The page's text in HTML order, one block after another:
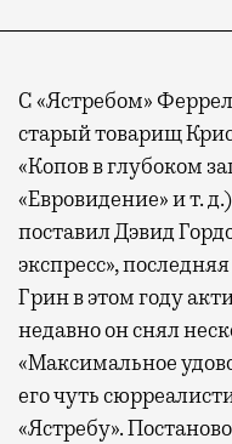
С «Ястребом»
старый товарищ
«Копов в глубоком
«Евровидение» и т.
поставил Дэвид
экспресс»,
Грин в этом году
недавно он снял
«Максимальное
его чуть
«Ястребу».